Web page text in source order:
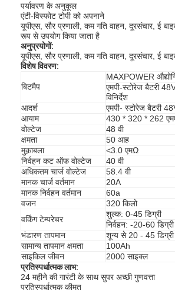
पर्यावरण के अनुकूल
एंटी-विस्फोट टोपी को अपनाने
यूपीएस, सौर प्रणाली, कम गति वाहन, दूरसंचार, ई
रूप से उपयोग किया जाता है
अनुप्रयोगों:
यूपीएस, सौर प्रणाली, कम गति वाहन, दूरसंचार, ई
विशेष विवरण:
बिटमैप
MAXPOWER
एमपी-स्टोरेज बैटरी
विनिर्देश
आदर्श
एमपी- स्टोरेज बैटरी
आयाम
430 * 320 * 262
वोल्टेज
48 वी
क्षमता
50 आह
मुक़ाबला
<3.0 एमΩ
निर्वहन कट ऑफ वोल्टेज
40 वी
अधिकतम चार्ज वोल्टेज
58.4 वी
मानक चार्ज वर्तमान
20A
मानक निर्वहन वर्तमान
60a
वजन
320 किलो
वर्किंग टेम्परेचर
शुल्क: 0-45 डिग्री
निर्वहन: -20-60 डिग्री
भंडारण तापमान
शून्य से 20 - 45 डिग्री
सामान्य तापमान क्षमता
100Ah
साइकिल जीवन
2000 साइक्ल
प्रतिस्पर्धात्मक लाभ:
24 महीने की गारंटी के साथ सुपर अच्छी गुणवत्ता
प्रतिस्पर्धात्मक कीमत